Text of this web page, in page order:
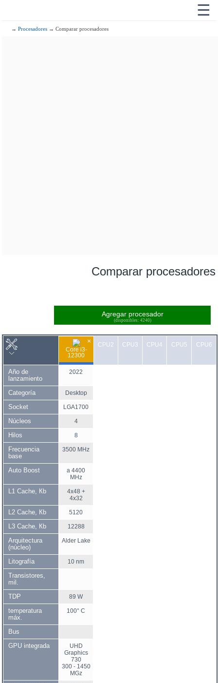
☰
→Procesadores → Comparar procesadores
Comparar procesadores
Agregar procesador
(disponibles: 4240)
×
Core i3-
12300
CPU2 CPU3 CPU4 CPU5 CPU6
Año de
lanzamiento
2022
Categoría Desktop
Socket LGA1700
Núcleos 4
Hilos 8
Frecuencia
base
3500 MHz
Auto Boost
a 4400
MHz
L1 Cache, Кb
4x48 +
4x32
L2 Cache, Кb 5120
L3 Cache, Кb 12288
Arquitectura
(núcleo)
Alder Lake
Litografía 10 nm
Transistores,
mil.
TDP
89 W
temperatura
máx.
100° C
Bus
GPU integrada
UHD
Graphics
730
300 - 1450
MGz